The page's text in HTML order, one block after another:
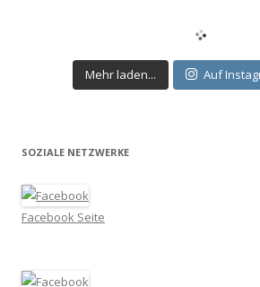
Mehr laden... Auf
SOZIALE NETZWERKE
Facebook Seite